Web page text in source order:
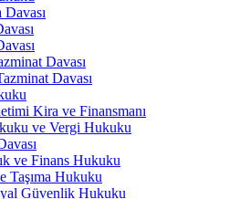
Davası
Davası
Kira ve Finansmanı
ve Vergi Hukuku
ve Finans Hukuku
Taşıma Hukuku
Güvenlik Hukuku